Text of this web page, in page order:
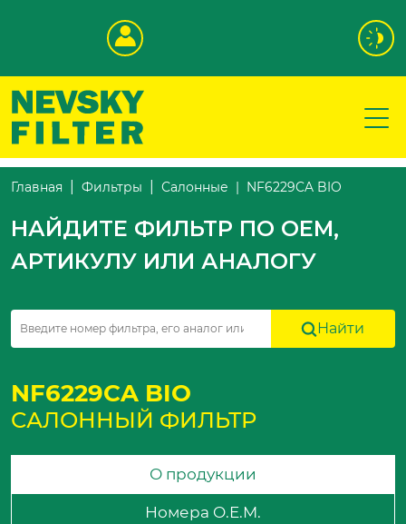
Главная Фильтры Салонные NF6229CA BIO
НАЙДИТЕ ФИЛЬТР ПО OEM,
АРТИКУЛУ ИЛИ АНАЛОГУ
Найти
NF6229CA BIO
САЛОННЫЙ ФИЛЬТР
О продукции
Номера O.E.M.